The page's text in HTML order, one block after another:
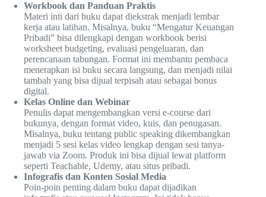
Workbook dan Panduan Praktis
Materi inti dari buku dapat diekstrak menjadi lembar
kerja atau latihan. Misalnya, buku “Mengatur Keuangan
Pribadi” bisa dilengkapi dengan workbook berisi
worksheet budgeting, evaluasi pengeluaran, dan
perencanaan tabungan. Format ini membantu pembaca
menerapkan isi buku secara langsung, dan menjadi nilai
tambah yang bisa dijual terpisah atau sebagai bonus
digital.
Kelas Online dan Webinar
Penulis dapat mengembangkan versi e-course dari
bukunya, dengan format video, kuis, dan penugasan.
Misalnya, buku tentang public speaking dikembangkan
menjadi 5 sesi kelas video lengkap dengan sesi tanya-
jawab via Zoom. Produk ini bisa dijual lewat platform
seperti Teachable, Udemy, atau situs pribadi.
Infografis dan Konten Sosial Media
Poin-poin penting dalam buku dapat dijadikan